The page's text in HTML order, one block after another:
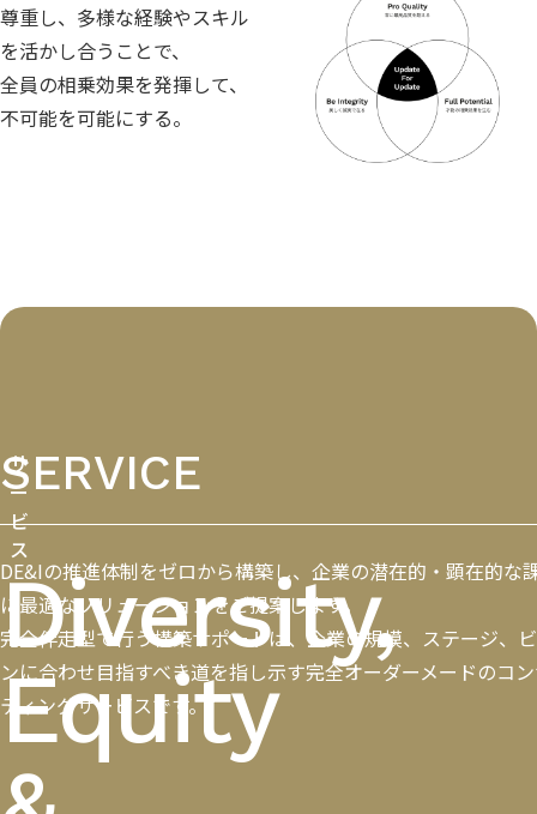
尊重し、多様な経験やスキル
を活かし合うことで、
全員の相乗効果を発揮して、
不可能を可能にする。
サ
ー
ビ
ス
Diversity,
Equity
SERVICE
DE&Iの推進体制をゼロから構築し、企業の潜在的・顕在的な
に最適なソリューションをご提案します。
完全伴走型で行う構築サポートは、企業の規模、ステージ、
ンに合わせ目指すべき道を指し示す完全オーダーメードのコ
ティングサービスです。